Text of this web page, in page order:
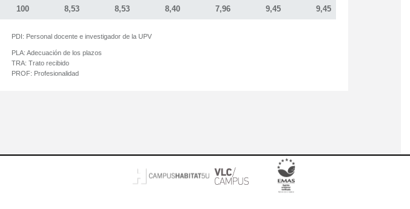
100 8,53 8,53 8,40 7,96 9,45 9,45
PDI: Personal docente e investigador de la UPV
PLA: Adecuación de los plazos
TRA: Trato recibido
PROF: Profesionalidad